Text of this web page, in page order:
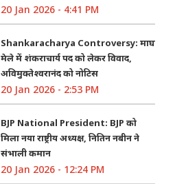
20 Jan 2026 - 4:41 PM
Shankaracharya Controversy: माघ
मेले में शंकराचार्य पद को लेकर विवाद,
अविमुक्तेश्वरानंद को नोटिस
20 Jan 2026 - 2:53 PM
BJP National President: BJP को
मिला नया राष्ट्रीय अध्यक्ष, नितिन नबीन ने
संभाली कमान
20 Jan 2026 - 12:24 PM